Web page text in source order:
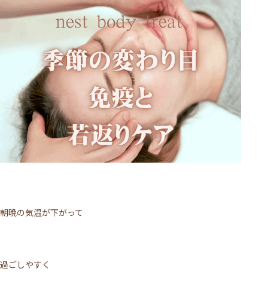
朝晩の気温が下がって
過ごしやすく